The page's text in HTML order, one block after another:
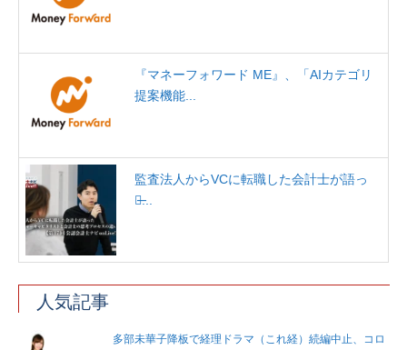
『マネーフォワード ME』、「AIカテゴリ
提案機能...
監査法人からVCに転職した会計士が語っ
た̶...
人気記事
多部未華子降板で経理ドラマ（これ経）続編中止、コロ